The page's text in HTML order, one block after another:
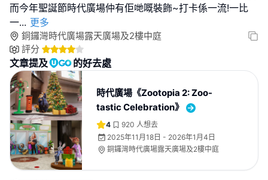
而今年聖誕節時代廣場仲有佢哋嘅裝飾~打卡係一流!一比
一... 更多
銅鑼灣時代廣場露天廣場及2樓中庭
評分
文章提及 的好去處
時代廣場《Zootopia 2: Zoo-
tastic Celebration》
4 920 人想去
2025年11月18日 - 2026年1月4日
銅鑼灣時代廣場露天廣場及2樓中庭